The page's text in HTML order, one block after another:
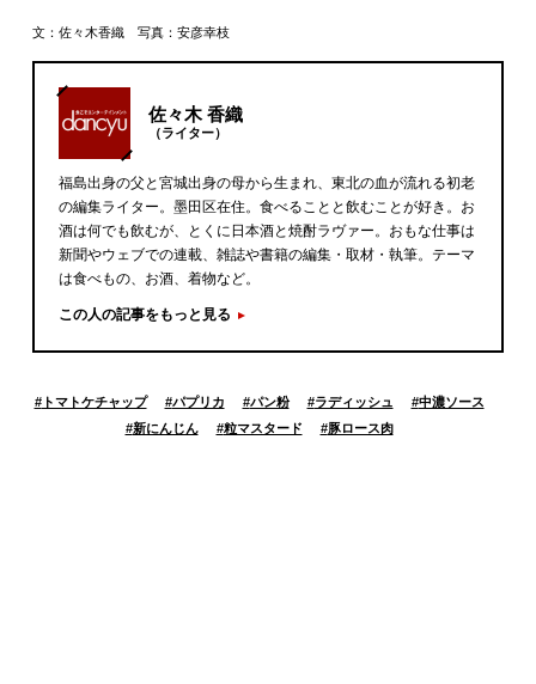
文：佐々木香織 写真：安彦幸枝
佐々木 香織
（ライター）
福島出身の父と宮城出身の母から生まれ、東北の血が流れる初老
の編集ライター。墨田区在住。食べることと飲むことが好き。お
酒は何でも飲むが、とくに日本酒と焼酎ラヴァー。おもな仕事は
新聞やウェブでの連載、雑誌や書籍の編集・取材・執筆。テーマ
は食べもの、お酒、着物など。
この人の記事をもっと見る
#トマトケチャップ #パプリカ #パン粉 #ラディッシュ #中濃ソース
#新にんじん #粒マスタード #豚ロース肉